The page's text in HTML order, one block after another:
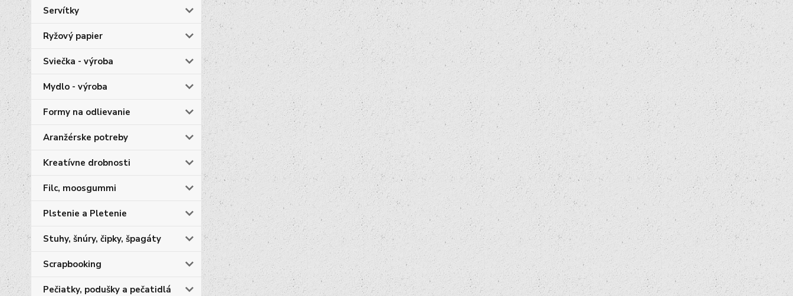
Servítky
Ryžový papier
Sviečka - výroba
Mydlo - výroba
Formy na odlievanie
Aranžérske potreby
Kreatívne drobnosti
Filc, moosgummi
Plstenie a Pletenie
Stuhy, šnúry, čipky, špagáty
Scrapbooking
Pečiatky, podušky a pečatidlá